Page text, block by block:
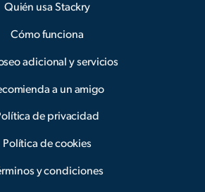
Quién usa Stackry
Cómo funciona
adicional y servicios
a un amigo
de privacidad
Política de cookies
y condiciones